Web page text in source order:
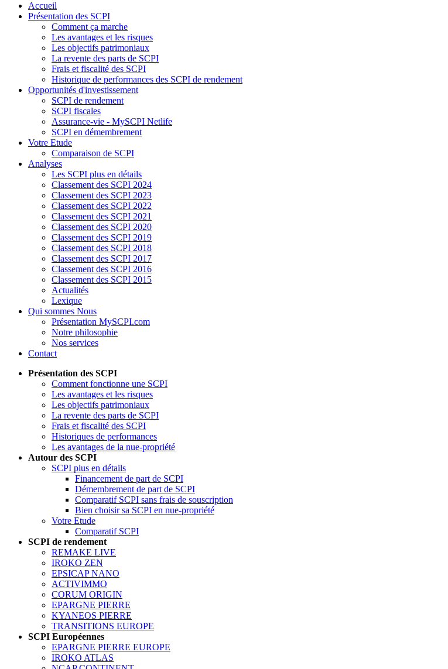
Accueil
Présentation des SCPI
Comment ça marche
Les avantages et les risques
Les objectifs patrimoniaux
La revente des parts de SCPI
Frais et fiscalité des SCPI
Historique de performances des SCPI de rendement
Opportunités d'investissement
SCPI de rendement
SCPI fiscales
Assurance-vie - MySCPI Netlife
SCPI en démembrement
Votre Etude
Comparaison de SCPI
Analyses
Les SCPI plus en détails
Classement des SCPI 2024
Classement des SCPI 2023
Classement des SCPI 2022
Classement des SCPI 2021
Classement des SCPI 2020
Classement des SCPI 2019
Classement des SCPI 2018
Classement des SCPI 2017
Classement des SCPI 2016
Classement des SCPI 2015
Actualités
Lexique
Qui sommes Nous
Présentation MySCPI.com
Notre philosophie
Nos services
Contact
Présentation des SCPI
Comment fonctionne une SCPI
Les avantages et les risques
Les objectifs patrimoniaux
La revente des parts de SCPI
Frais et fiscalité des SCPI
Historiques de performances
Les avantages de la nue-propriété
Autour des SCPI
SCPI plus en détails
Financement de part de SCPI
Démembrement de part de SCPI
Comparatif SCPI sans frais de souscription
Bien choisir sa SCPI en nue-propriété
Votre Etude
Comparatif SCPI
SCPI de rendement
REMAKE LIVE
IROKO ZEN
EPSICAP NANO
ACTIVIMMO
CORUM ORIGIN
EPARGNE PIERRE
KYANEOS PIERRE
TRANSITIONS EUROPE
SCPI Européennes
EPARGNE PIERRE EUROPE
IROKO ATLAS